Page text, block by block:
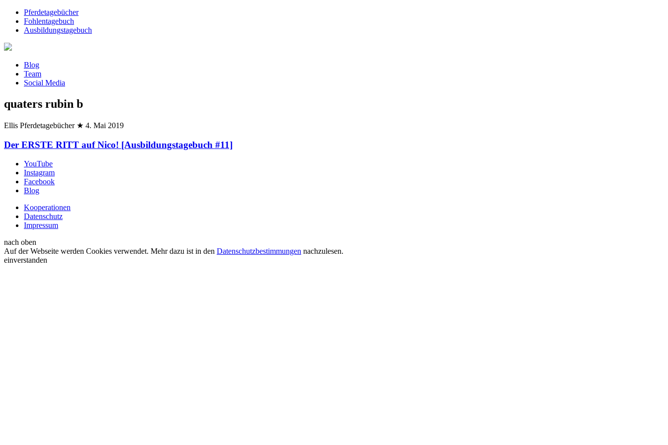
Pferdetagebücher
Fohlentagebuch
Ausbildungstagebuch
Blog
Team
Social Media
quaters rubin b
Ellis Pferdetagebücher ★ 4. Mai 2019
Der ERSTE RITT auf Nico! [Ausbildungstagebuch #11]
YouTube
Instagram
Facebook
Blog
Kooperationen
Datenschutz
Impressum
nach oben
Auf der Webseite werden Cookies verwendet. Mehr dazu ist in den Datenschutzbestimmungen nachzulesen.
einverstanden